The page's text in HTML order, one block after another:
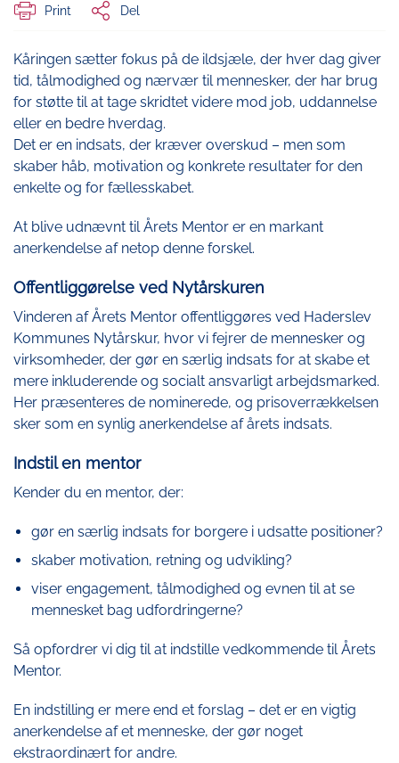
Print Del
Kåringen sætter fokus på de ildsjæle, der hver dag giver
tid, tålmodighed og nærvær til mennesker, der har brug
for støtte til at tage skridtet videre mod job, uddannelse
eller en bedre hverdag.
Det er en indsats, der kræver overskud – men som
skaber håb, motivation og konkrete resultater for den
enkelte og for fællesskabet.
At blive udnævnt til Årets Mentor er en markant
anerkendelse af netop denne forskel.
Offentliggørelse ved Nytårskuren
Vinderen af Årets Mentor offentliggøres ved Haderslev
Kommunes Nytårskur, hvor vi fejrer de mennesker og
virksomheder, der gør en særlig indsats for at skabe et
mere inkluderende og socialt ansvarligt arbejdsmarked.
Her præsenteres de nominerede, og prisoverrækkelsen
sker som en synlig anerkendelse af årets indsats.
Indstil en mentor
Kender du en mentor, der:
gør en særlig indsats for borgere i udsatte positioner?
skaber motivation, retning og udvikling?
viser engagement, tålmodighed og evnen til at se
mennesket bag udfordringerne?
Så opfordrer vi dig til at indstille vedkommende til Årets
Mentor.
En indstilling er mere end et forslag – det er en vigtig
anerkendelse af et menneske, der gør noget
ekstraordinært for andre.